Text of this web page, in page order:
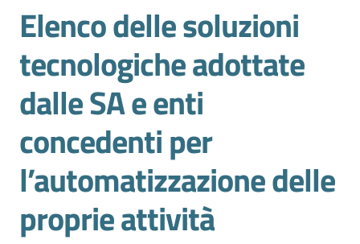
Gestire
l'impresa
Promuovere
l'impresa
e
territorio
Elenco delle soluzioni
tecnologiche adottate
dalle SA e enti
concedenti per
l’automatizzazione delle
proprie attività